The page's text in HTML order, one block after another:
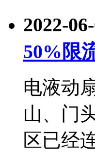
2022-
50%限
电液动
山、门
区已经